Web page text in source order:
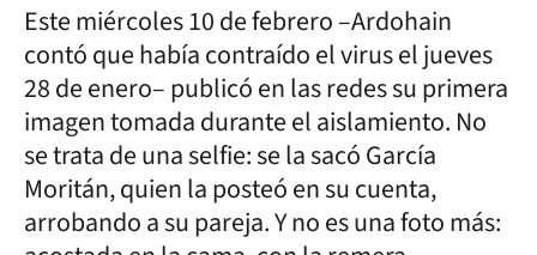
Este miércoles 10 de febrero –Ardohain
contó que había contraído el virus el jueves
28 de enero– publicó en las redes su primera
imagen tomada durante el aislamiento. No
se trata de una selfie: se la sacó García
Moritán, quien la posteó en su cuenta,
arrobando a su pareja. Y no es una foto más: